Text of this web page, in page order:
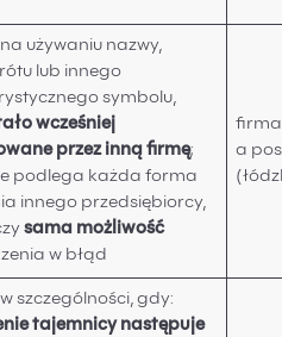
używaniu nazwy,
lub innego
symbolu,
wcześniej
przez inną firmę;
podlega każda forma
innego przedsiębiorcy,
sama możliwość
w błąd
firma
a
szczególności, gdy:
tajemnicy następuje